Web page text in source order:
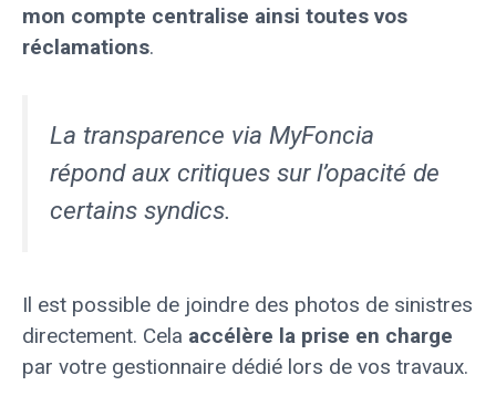
mon compte centralise ainsi toutes vos
réclamations.
La transparence via MyFoncia
répond aux critiques sur l’opacité de
certains syndics.
Il est possible de joindre des photos de sinistres
directement. Cela accélère la prise en charge
par votre gestionnaire dédié lors de vos travaux.